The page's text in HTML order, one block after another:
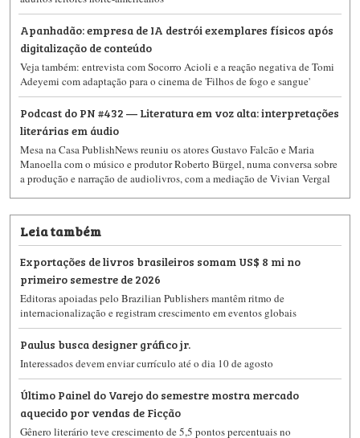
Apanhadão: empresa de IA destrói exemplares físicos após
digitalização de conteúdo
Veja também: entrevista com Socorro Acioli e a reação negativa de Tomi
Adeyemi com adaptação para o cinema de 'Filhos de fogo e sangue'
Podcast do PN #432 — Literatura em voz alta: interpretações
literárias em áudio
Mesa na Casa PublishNews reuniu os atores Gustavo Falcão e Maria
Manoella com o músico e produtor Roberto Bürgel, numa conversa sobre
a produção e narração de audiolivros, com a mediação de Vivian Vergal
Leia também
Exportações de livros brasileiros somam US$ 8 mi no
primeiro semestre de 2026
Editoras apoiadas pelo Brazilian Publishers mantêm ritmo de
internacionalização e registram crescimento em eventos globais
Paulus busca designer gráfico jr.
Interessados devem enviar currículo até o dia 10 de agosto
Último Painel do Varejo do semestre mostra mercado
aquecido por vendas de Ficção
Gênero literário teve crescimento de 5,5 pontos percentuais no